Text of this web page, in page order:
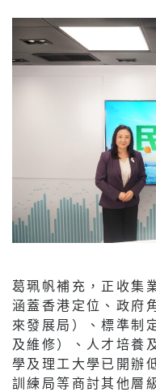
葛珮帆補充，正收集
涵蓋香港定位、政府
來發展局）、標準制
及維修）、人才培養
學及理工大學已開辦
訓練局等商討其他層